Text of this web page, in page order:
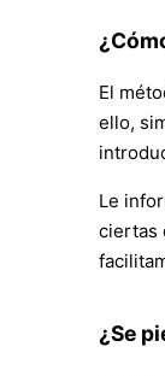
El
ello,
Le
ciertas
¿Se